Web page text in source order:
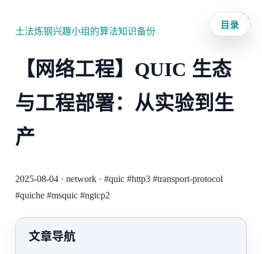
土法炼钢兴趣小组的算法知识备份
【网络工程】QUIC 生态
与工程部署：从实验到生
产
2025-08-04· network· #quic #http3 #transport-protocol
#quiche #msquic #ngtcp2
文章导航
目录